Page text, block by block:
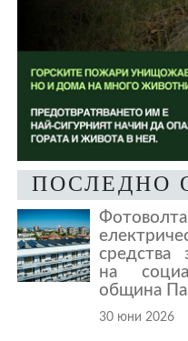
ПОСЛЕДНО
средства
на
община
30 юни 2026